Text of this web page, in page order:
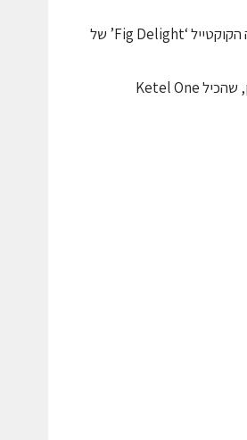
בשנת 2004 זכו שני קוקטיילים המשלבים את הוודקה Ketel One: במקום הראשון זכה הקוקטייל ‘Fig Delight’ של
במקום השלישי זכה 'Telma and Louise go to hell', הקוקטייל של ברמנית שרון קינן, שהכיל Ketel One